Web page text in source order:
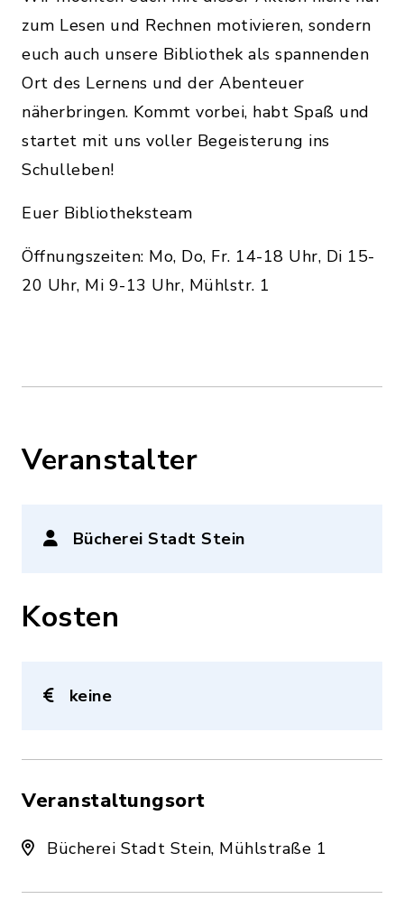
zum Lesen und Rechnen motivieren, sondern
euch auch unsere Bibliothek als spannenden
Ort des Lernens und der Abenteuer
näherbringen. Kommt vorbei, habt Spaß und
startet mit uns voller Begeisterung ins
Schulleben!
Euer Bibliotheksteam
Öffnungszeiten: Mo, Do, Fr. 14-18 Uhr, Di 15-
20 Uhr, Mi 9-13 Uhr, Mühlstr. 1
Veranstalter
Bücherei Stadt Stein
Kosten
keine
Veranstaltungsort
Bücherei Stadt Stein, Mühlstraße 1